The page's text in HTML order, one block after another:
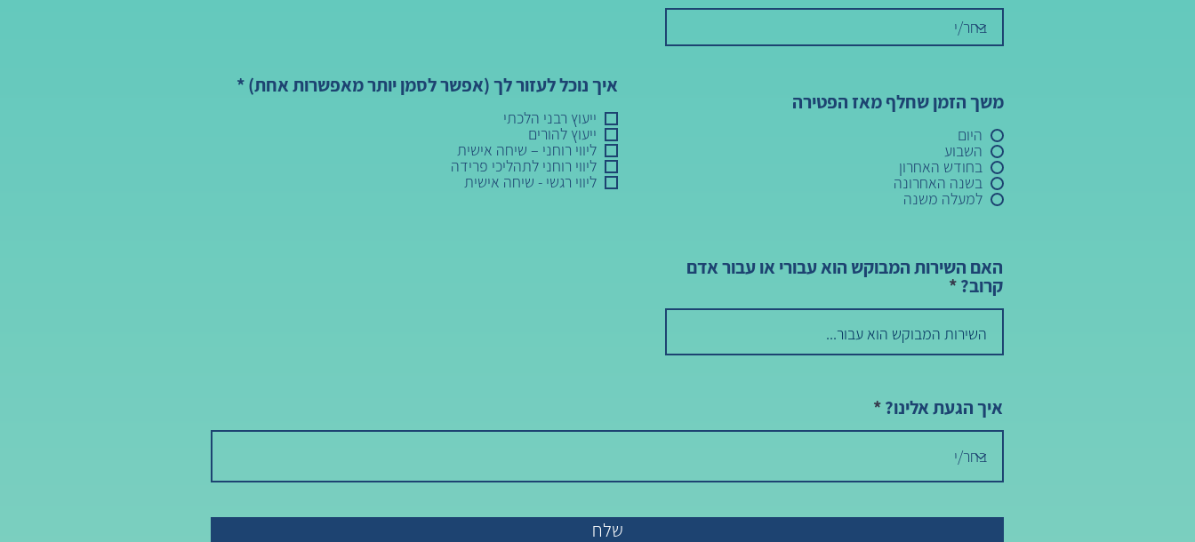
איך נוכל לעזור לך (אפשר לסמן יותר מאפשרות אחת)*
ייעוץ רבני הלכתי
ייעוץ להורים
ליווי רוחני – שיחה אישית
ליווי רוחני לתהליכי פרידה
ליווי רגשי - שיחה אישית
משך הזמן שחלף מאז הפטירה
היום
השבוע
בחודש האחרון
בשנה האחרונה
למעלה משנה
האם השירות המבוקש הוא עבורי או עבור אדם
קרוב?
איך הגעת אלינו?
שלח